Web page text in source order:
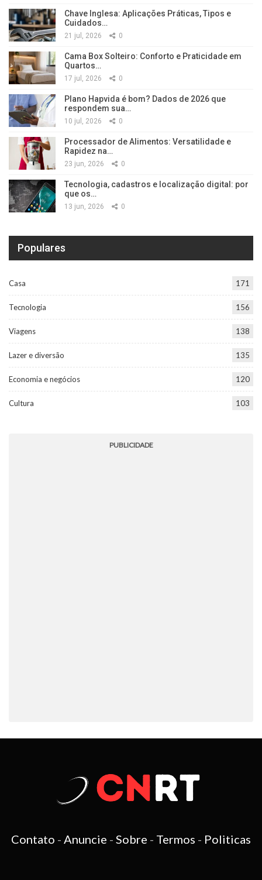
Chave Inglesa: Aplicações Práticas, Tipos e
Cuidados…
21 jul, 2026 0
Cama Box Solteiro: Conforto e Praticidade em
Quartos…
17 jul, 2026 0
Plano Hapvida é bom? Dados de 2026 que
respondem sua…
10 jul, 2026 0
Processador de Alimentos: Versatilidade e
Rapidez na…
23 jun, 2026 0
Tecnologia, cadastros e localização digital: por
que os…
13 jun, 2026 0
Populares
Casa 171
Tecnologia 156
Viagens 138
Lazer e diversão 135
Economia e negócios 120
Cultura 103
PUBLICIDADE
Contato - Anuncie - Sobre - Termos - Politicas